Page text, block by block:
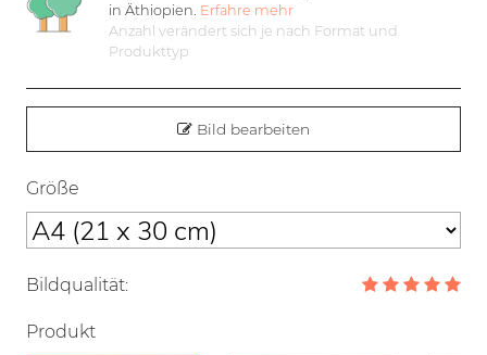
in Äthiopien. Erfahre mehr
Anzahl verändert sich je nach Format und
Produkttyp
Bild bearbeiten
Größe
Bildqualität:
Produkt